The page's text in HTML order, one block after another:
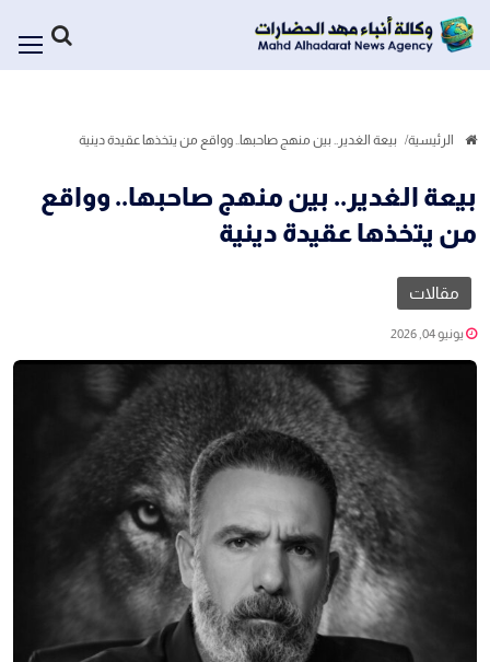
الرئيسية بيعة الغدير.. بين منهج صاحبها.. وواقع من يتخذها عقيدة دينية
بيعة الغدير.. بين منهج صاحبها.. وواقع
من يتخذها عقيدة دينية
مقالات
يونيو 04, 2026